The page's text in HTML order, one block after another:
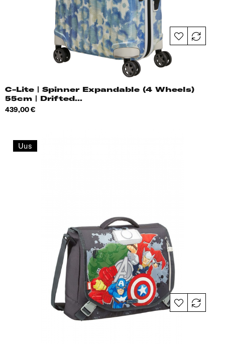
C-Lite | Spinner Expandable (4 Wheels)
55cm | Drifted...
Hind
439,00 €
Uus